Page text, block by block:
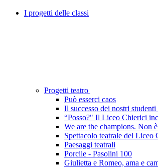
I progetti delle classi
Progetti teatro
Può esserci caos
Il successo dei nostri
“Posso?" Il Liceo Chierici
We are the champions. Non
Spettacolo teatrale del
Paesaggi teatrali
Porcile - Pasolini 100
Giulietta e Romeo, ama e